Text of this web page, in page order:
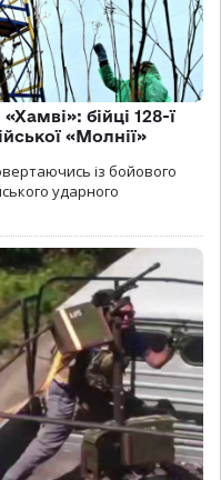
бійці 128-ї
«Молнії»
із бойового
ударного